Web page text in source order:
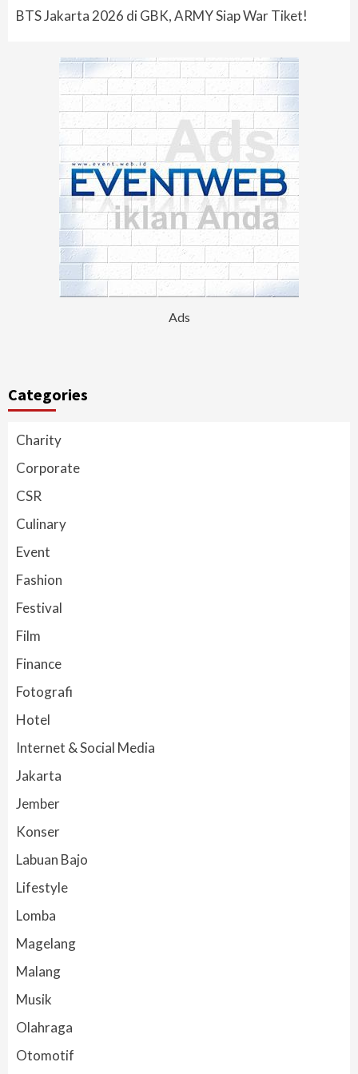
BTS Jakarta 2026 di GBK, ARMY Siap War Tiket!
Ads
Categories
Charity
Corporate
CSR
Culinary
Event
Fashion
Festival
Film
Finance
Fotografi
Hotel
Internet & Social Media
Jakarta
Jember
Konser
Labuan Bajo
Lifestyle
Lomba
Magelang
Malang
Musik
Olahraga
Otomotif